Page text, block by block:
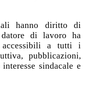
hanno diritto di
di lavoro ha
a tutti i
pubblicazioni,
sindacale e